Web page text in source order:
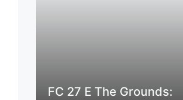
FC 27 E The Grounds: